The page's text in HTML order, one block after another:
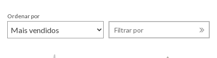
Ordenar por
Filtrar por